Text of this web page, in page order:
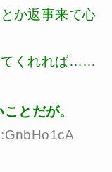
か返事来て心
てくれれば……
とだが。